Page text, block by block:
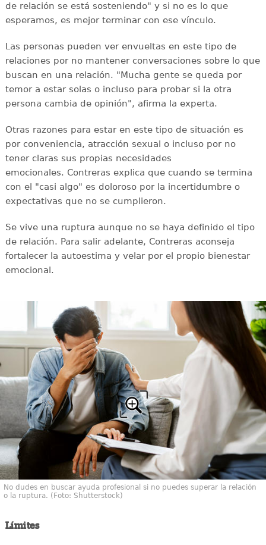
de relación se está sosteniendo" y si no es lo que
esperamos, es mejor terminar con ese vínculo.
Las personas pueden ver envueltas en este tipo de
relaciones por no mantener conversaciones sobre lo que
buscan en una relación. "Mucha gente se queda por
temor a estar solas o incluso para probar si la otra
persona cambia de opinión", afirma la experta.
Otras razones para estar en este tipo de situación es
por conveniencia, atracción sexual o incluso por no
tener claras sus propias necesidades
emocionales. Contreras explica que cuando se termina
con el "casi algo" es doloroso por la incertidumbre o
expectativas que no se cumplieron.
Se vive una ruptura aunque no se haya definido el tipo
de relación. Para salir adelante, Contreras aconseja
fortalecer la autoestima y velar por el propio bienestar
emocional.
No dudes en buscar ayuda profesional si no puedes superar la relación
o la ruptura. (Foto: Shutterstock)
Límites